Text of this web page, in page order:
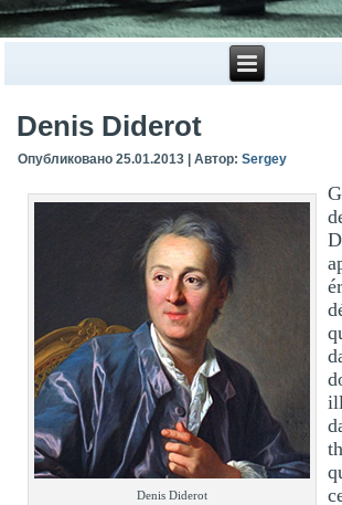
Denis Diderot
Опубликовано 25.01.2013 |Автор: Sergey
Denis Diderot